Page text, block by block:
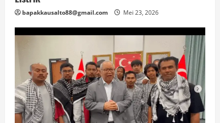
bapakkausalto88@gmail.com Mei 23, 2026